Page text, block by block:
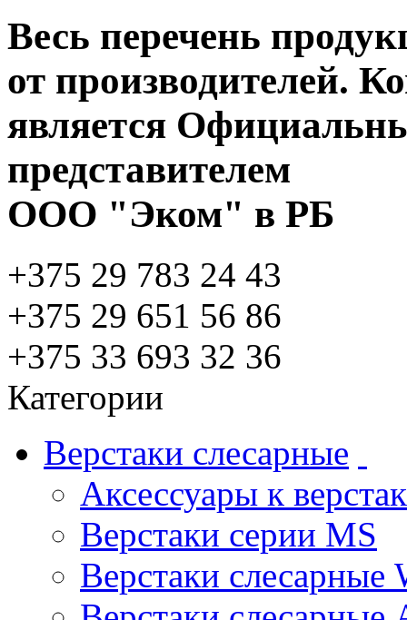
Весь перечень
от производителей.
является
представителем
ООО "Эком" в РБ
+375 29 783 24 43
+375 29 651 56 86
+375 33 693 32 36
Категории
Верстаки слесарные
Аксессуары к
Верстаки серии MS
Верстаки слесарные